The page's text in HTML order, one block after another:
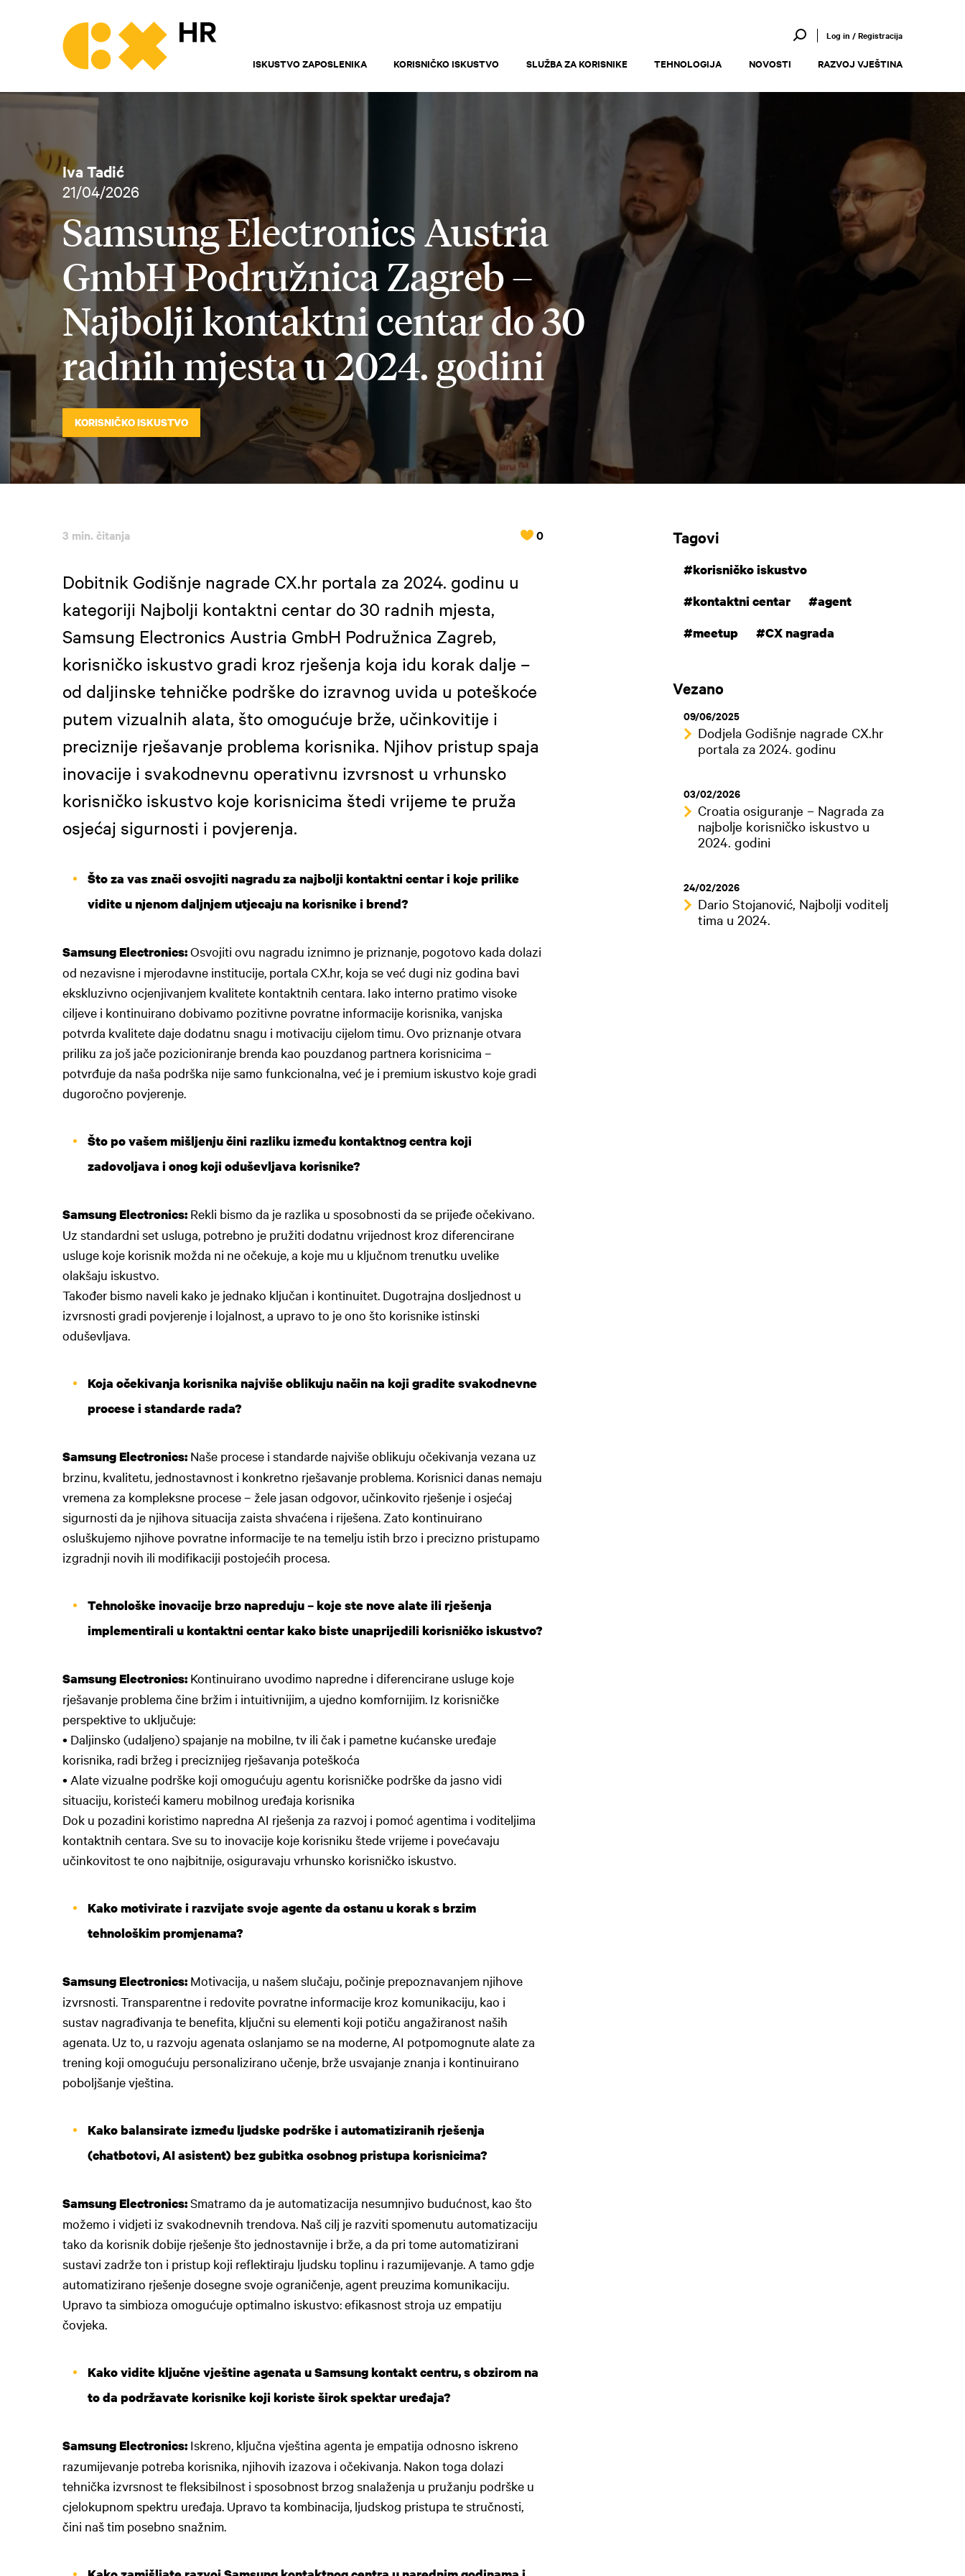
ISKUSTVO ZAPOSLENIKA KORISNIČKO ISKUSTVO SLUŽBA ZA KORISNIKE TEHNOLOGIJA NOVOSTI RAZVOJ VJEŠTINA
Log in / Registracija
Iva Tadić
21/04/2026
Samsung Electronics Austria
GmbH Podružnica Zagreb –
Najbolji kontaktni centar do 30
radnih mjesta u 2024. godini
KORISNIČKO ISKUSTVO
3 min. čitanja 0
Dobitnik Godišnje nagrade CX.hr portala za 2024. godinu u
kategoriji Najbolji kontaktni centar do 30 radnih mjesta,
Samsung Electronics Austria GmbH Podružnica Zagreb,
korisničko iskustvo gradi kroz rješenja koja idu korak dalje –
od daljinske tehničke podrške do izravnog uvida u poteškoće
putem vizualnih alata, što omogućuje brže, učinkovitije i
preciznije rješavanje problema korisnika. Njihov pristup spaja
inovacije i svakodnevnu operativnu izvrsnost u vrhunsko
korisničko iskustvo koje korisnicima štedi vrijeme te pruža
osjećaj sigurnosti i povjerenja.
Što za vas znači osvojiti nagradu za najbolji kontaktni centar i koje prilike
vidite u njenom daljnjem utjecaju na korisnike i brend?
Samsung Electronics:Osvojiti ovu nagradu iznimno je priznanje, pogotovo kada dolazi
od nezavisne i mjerodavne institucije, portala CX.hr, koja se već dugi niz godina bavi
ekskluzivno ocjenjivanjem kvalitete kontaktnih centara. Iako interno pratimo visoke
ciljeve i kontinuirano dobivamo pozitivne povratne informacije korisnika, vanjska
potvrda kvalitete daje dodatnu snagu i motivaciju cijelom timu. Ovo priznanje otvara
priliku za još jače pozicioniranje brenda kao pouzdanog partnera korisnicima –
potvrđuje da naša podrška nije samo funkcionalna, već je i premium iskustvo koje gradi
dugoročno povjerenje.
Što po vašem mišljenju čini razliku između kontaktnog centra koji
zadovoljava i onog koji oduševljava korisnike?
Samsung Electronics: Rekli bismo da je razlika u sposobnosti da se prijeđe očekivano.
Uz standardni set usluga, potrebno je pružiti dodatnu vrijednost kroz diferencirane
usluge koje korisnik možda ni ne očekuje, a koje mu u ključnom trenutku uvelike
olakšaju iskustvo.
Također bismo naveli kako je jednako ključan i kontinuitet. Dugotrajna dosljednost u
izvrsnosti gradi povjerenje i lojalnost, a upravo to je ono što korisnike istinski
oduševljava.
Koja očekivanja korisnika najviše oblikuju način na koji gradite svakodnevne
procese i standarde rada?
Samsung Electronics: Naše procese i standarde najviše oblikuju očekivanja vezana uz
brzinu, kvalitetu, jednostavnost i konkretno rješavanje problema. Korisnici danas nemaju
vremena za kompleksne procese – žele jasan odgovor, učinkovito rješenje i osjećaj
sigurnosti da je njihova situacija zaista shvaćena i riješena. Zato kontinuirano
osluškujemo njihove povratne informacije te na temelju istih brzo i precizno pristupamo
izgradnji novih ili modifikaciji postojećih procesa.
Tehnološke inovacije brzo napreduju – koje ste nove alate ili rješenja
implementirali u kontaktni centar kako biste unaprijedili korisničko iskustvo?
Samsung Electronics: Kontinuirano uvodimo napredne i diferencirane usluge koje
rješavanje problema čine bržim i intuitivnijim, a ujedno komfornijim. Iz korisničke
perspektive to uključuje:
• Daljinsko (udaljeno) spajanje na mobilne, tv ili čak i pametne kućanske uređaje
korisnika, radi bržeg i preciznijeg rješavanja poteškoća
• Alate vizualne podrške koji omogućuju agentu korisničke podrške da jasno vidi
situaciju, koristeći kameru mobilnog uređaja korisnika
Dok u pozadini koristimo napredna AI rješenja za razvoj i pomoć agentima i voditeljima
kontaktnih centara. Sve su to inovacije koje korisniku štede vrijeme i povećavaju
učinkovitost te ono najbitnije, osiguravaju vrhunsko korisničko iskustvo.
Kako motivirate i razvijate svoje agente da ostanu u korak s brzim
tehnološkim promjenama?
Samsung Electronics: Motivacija, u našem slučaju, počinje prepoznavanjem njihove
izvrsnosti. Transparentne i redovite povratne informacije kroz komunikaciju, kao i
sustav nagrađivanja te benefita, ključni su elementi koji potiču angažiranost naših
agenata. Uz to, u razvoju agenata oslanjamo se na moderne, AI potpomognute alate za
trening koji omogućuju personalizirano učenje, brže usvajanje znanja i kontinuirano
poboljšanje vještina.
Kako balansirate između ljudske podrške i automatiziranih rješenja
(chatbotovi, AI asistent) bez gubitka osobnog pristupa korisnicima?
Samsung Electronics:Smatramo da je automatizacija nesumnjivo budućnost, kao što
možemo i vidjeti iz svakodnevnih trendova. Naš cilj je razviti spomenutu automatizaciju
tako da korisnik dobije rješenje što jednostavnije i brže, a da pri tome automatizirani
sustavi zadrže ton i pristup koji reflektiraju ljudsku toplinu i razumijevanje. A tamo gdje
automatizirano rješenje dosegne svoje ograničenje, agent preuzima komunikaciju.
Upravo ta simbioza omogućuje optimalno iskustvo: efikasnost stroja uz empatiju
čovjeka.
Kako vidite ključne vještine agenata u Samsung kontakt centru, s obzirom na
to da podržavate korisnike koji koriste širok spektar uređaja?
Samsung Electronics: Iskreno, ključna vještina agenta je empatija odnosno iskreno
razumijevanje potreba korisnika, njihovih izazova i očekivanja. Nakon toga dolazi
tehnička izvrsnost te fleksibilnost i sposobnost brzog snalaženja u pružanju podrške u
cjelokupnom spektru uređaja. Upravo ta kombinacija, ljudskog pristupa te stručnosti,
čini naš tim posebno snažnim.
Tagovi
#korisničko iskustvo
#kontaktni centar
#agent
#meetup
#CX nagrada
Vezano
09/06/2025
Dodjela Godišnje nagrade CX.hr
portala za 2024. godinu
03/02/2026
Croatia osiguranje – Nagrada za
najbolje korisničko iskustvo u
2024. godini
24/02/2026
Dario Stojanović, Najbolji voditelj
tima u 2024.